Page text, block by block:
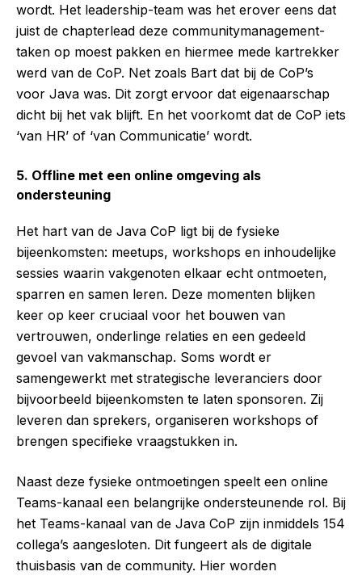
wordt. Het leadership-team was het erover eens dat
juist de chapterlead deze communitymanagement-
taken op moest pakken en hiermee mede kartrekker
werd van de CoP. Net zoals Bart dat bij de CoP’s
voor Java was. Dit zorgt ervoor dat eigenaarschap
dicht bij het vak blijft. En het voorkomt dat de CoP iets
‘van HR’ of ‘van Communicatie’ wordt.
5. Offline met een online omgeving als
ondersteuning
Het hart van de Java CoP ligt bij de fysieke
bijeenkomsten: meetups, workshops en inhoudelijke
sessies waarin vakgenoten elkaar echt ontmoeten,
sparren en samen leren. Deze momenten blijken
keer op keer cruciaal voor het bouwen van
vertrouwen, onderlinge relaties en een gedeeld
gevoel van vakmanschap. Soms wordt er
samengewerkt met strategische leveranciers door
bijvoorbeeld bijeenkomsten te laten sponsoren. Zij
leveren dan sprekers, organiseren workshops of
brengen specifieke vraagstukken in.
Naast deze fysieke ontmoetingen speelt een online
Teams-kanaal een belangrijke ondersteunende rol. Bij
het Teams-kanaal van de Java CoP zijn inmiddels 154
collega’s aangesloten. Dit fungeert als de digitale
thuisbasis van de community. Hier worden